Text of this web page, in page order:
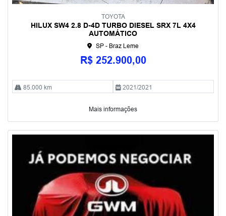
TOYOTA
HILUX SW4 2.8 D-4D TURBO DIESEL SRX 7L 4X4
AUTOMÁTICO
SP - Braz Leme
R$ 252.900,00
85.000 km 2021/2021
Mais informações